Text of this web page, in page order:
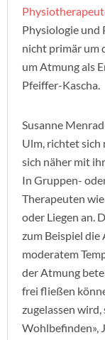
Physiologie und
nicht primär um
um Atmung als
Pfeiffer-Kascha.
Susanne
Ulm, richtet sich
sich näher mit
In Gruppen-
Therapeuten
oder Liegen an.
zum Beispiel die
moderatem
der Atmung
frei fließen
zugelassen
Wohlbefinden»,